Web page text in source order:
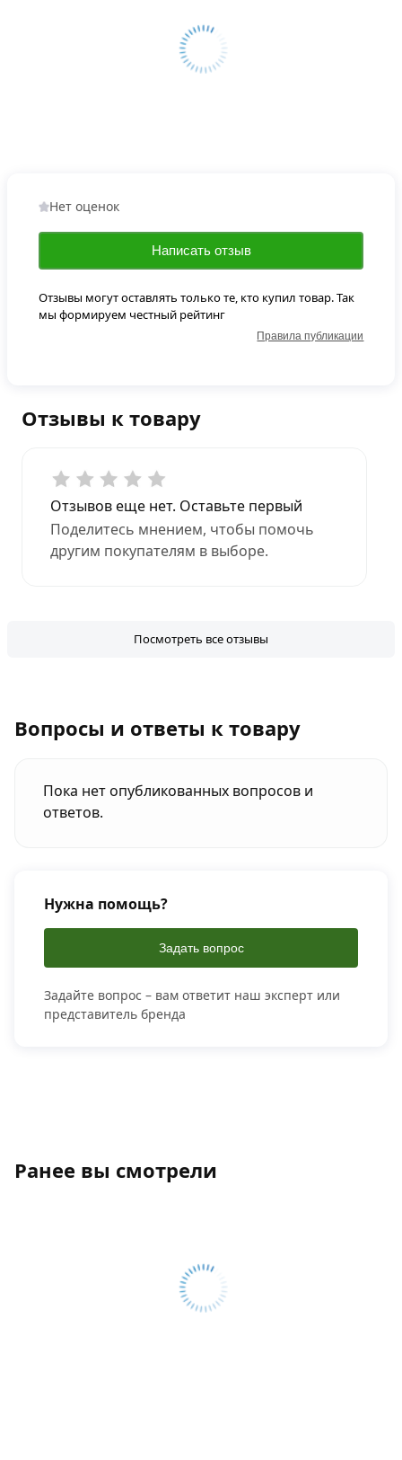
Отзывы к товару
Отзывов еще нет. Оставьте первый
Поделитесь мнением, чтобы помочь
другим покупателям в выборе.
Посмотреть все отзывы
Нет оценок
Написать отзыв
Отзывы могут оставлять только те, кто купил товар. Так
мы формируем честный рейтинг
Правила публикации
Вопросы и ответы к товару
Пока нет опубликованных вопросов и
ответов.
Нужна помощь?
Задать вопрос
Задайте вопрос – вам ответит наш эксперт или
представитель бренда
Ранее вы смотрели